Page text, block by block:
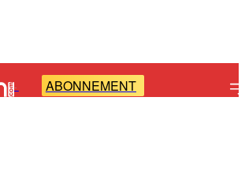
- ABONNEMENT